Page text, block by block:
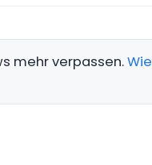
mehr verpassen.Wie